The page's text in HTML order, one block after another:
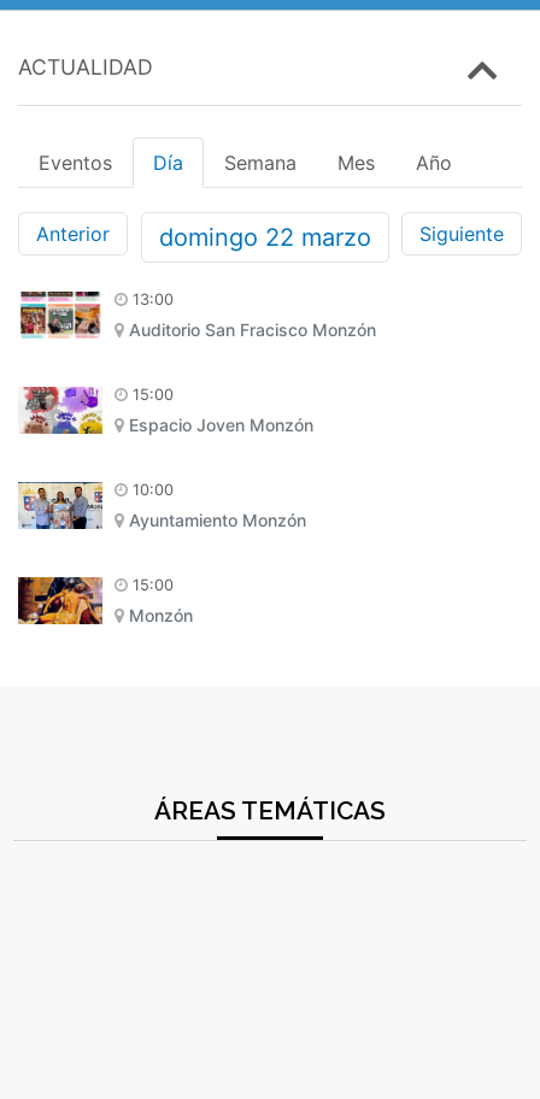
ACTUALIDAD
Eventos Día Semana Mes Año
Anterior domingo 22 marzo Siguiente
13:00
Auditorio San Fracisco Monzón
15:00
Espacio Joven Monzón
10:00
Ayuntamiento Monzón
15:00
Monzón
ÁREAS TEMÁTICAS